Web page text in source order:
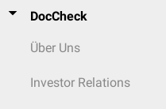
DocCheck
Über Uns
Investor Relations